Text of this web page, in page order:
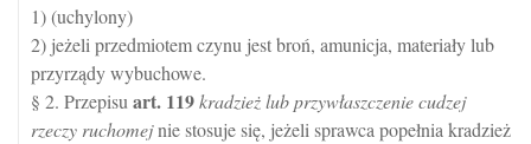
1) (uchylony)
2) jeżeli przedmiotem czynu jest broń, amunicja, materiały lub
przyrządy wybuchowe.
§ 2. Przepisu art. 119kradzież lub przywłaszczenie cudzej
rzeczy ruchomejnie stosuje się, jeżeli sprawca popełnia kradzież